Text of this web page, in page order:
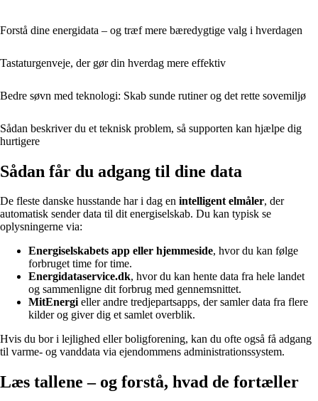
Forstå dine energidata – og træf mere bæredygtige valg i hverdagen
Tastaturgenveje, der gør din hverdag mere effektiv
Bedre søvn med teknologi: Skab sunde rutiner og det rette sovemiljø
Sådan beskriver du et teknisk problem, så supporten kan hjælpe dig
hurtigere
Sådan får du adgang til dine data
De fleste danske husstande har i dag en intelligent elmåler, der
automatisk sender data til dit energiselskab. Du kan typisk se
oplysningerne via:
Energiselskabets app eller hjemmeside, hvor du kan følge
forbruget time for time.
Energidataservice.dk, hvor du kan hente data fra hele landet
og sammenligne dit forbrug med gennemsnittet.
MitEnergieller andre tredjepartsapps, der samler data fra flere
kilder og giver dig et samlet overblik.
Hvis du bor i lejlighed eller boligforening, kan du ofte også få adgang
til varme- og vanddata via ejendommens administrationssystem.
Læs tallene – og forstå, hvad de fortæller